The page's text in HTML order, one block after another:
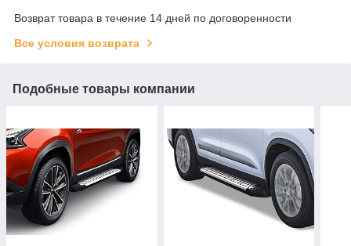
Возврат товара в течение 14 дней по договоренности
Все условия возврата
Подобные товары компании